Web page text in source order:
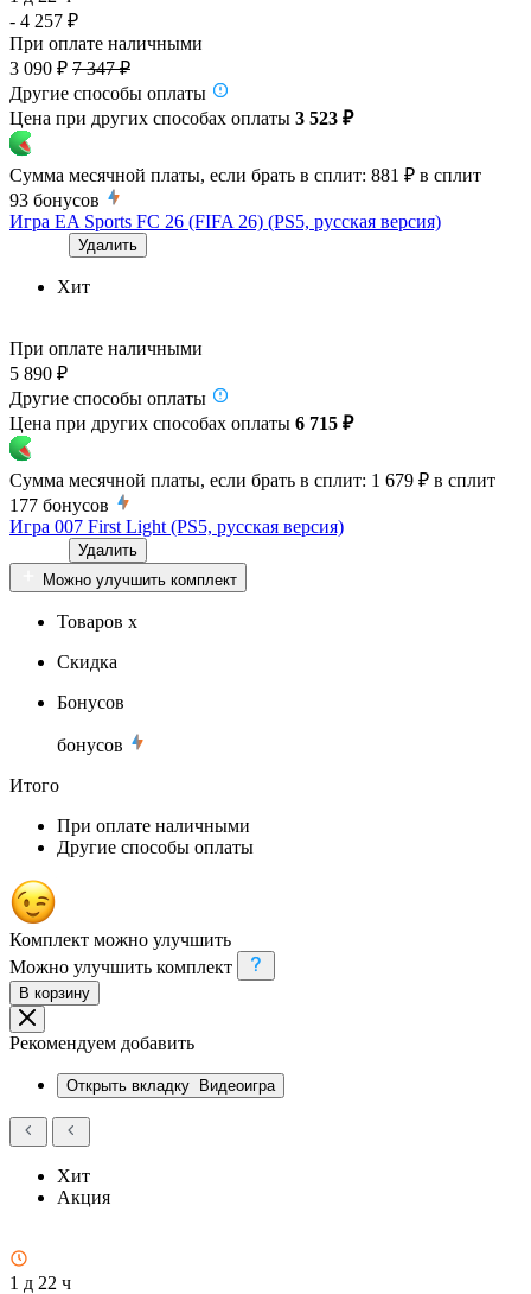
- 4 257 ₽
При оплате наличными
3 090 ₽ 7 347 ₽
Другие способы оплаты
Цена при других способах оплаты 3 523 ₽
Сумма месячной платы, если брать в сплит: 881 ₽ в сплит
93 бонусов
Игра EA Sports FC 26 (FIFA 26) (PS5, русская версия)
Удалить
Хит
При оплате наличными
5 890 ₽
Другие способы оплаты
Цена при других способах оплаты 6 715 ₽
Сумма месячной платы, если брать в сплит: 1 679 ₽ в сплит
177 бонусов
Игра 007 First Light (PS5, русская версия)
Удалить
Можно улучшить комплект
Товаров x
Скидка
Бонусов
бонусов
Итого
При оплате наличными
Другие способы оплаты
Комплект можно улучшить
Можно улучшить комплект
В корзину
Рекомендуем добавить
Открыть вкладку Видеоигра
Хит
Акция
1 д 22 ч